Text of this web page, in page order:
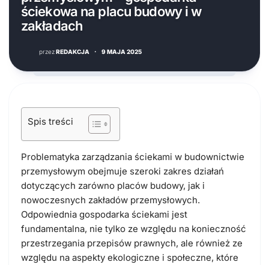
ściekowa na placu budowy i w
zakładach
przezREDAKCJA · 9 MAJA 2025
Spis treści
Problematyka zarządzania ściekami w budownictwie
przemysłowym obejmuje szeroki zakres działań
dotyczących zarówno placów budowy, jak i
nowoczesnych zakładów przemysłowych.
Odpowiednia gospodarka ściekami jest
fundamentalna, nie tylko ze względu na konieczność
przestrzegania przepisów prawnych, ale również ze
względu na aspekty ekologiczne i społeczne, które